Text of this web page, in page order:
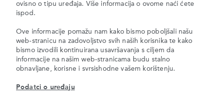
ovisno o tipu uređaja. Više informacija o ovome naći ćete
ispod.
Ove informacije pomažu nam kako bismo poboljšali našu
web-stranicu na zadovoljstvo svih naših korisnika te kako
bismo izvodili kontinuirana usavršavanja s ciljem da
informacije na našim web-stranicama budu stalno
obnavljane, korisne i svrsishodne vašem korištenju.
Podatci o uređaju